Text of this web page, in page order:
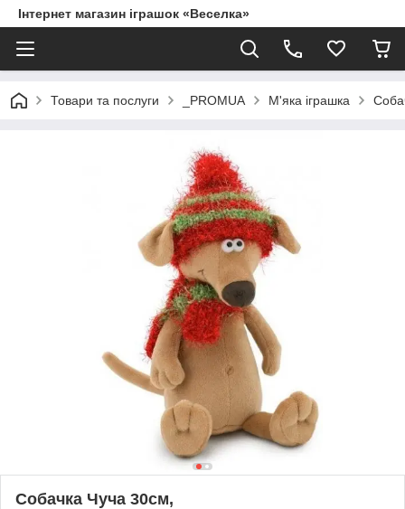
Інтернет магазин іграшок «Веселка»
Товари та послуги _PROMUA М'яка іграшка
Собачка Чуча 30см,